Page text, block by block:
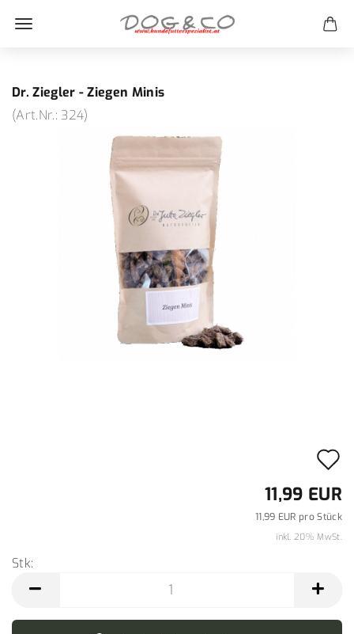
Dr. Ziegler - Ziegen Minis
(Art.Nr.: 324)
11,99 EUR
11,99 EUR pro Stück
inkl. 20% MwSt.
Stk: